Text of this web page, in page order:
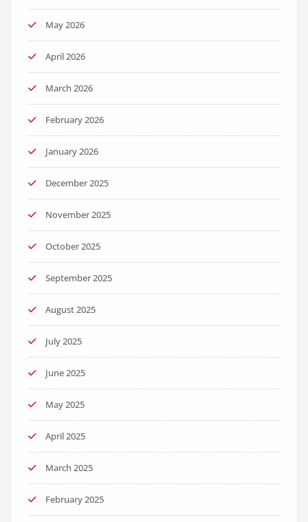
May 2026
April 2026
March 2026
February 2026
January 2026
December 2025
November 2025
October 2025
September 2025
August 2025
July 2025
June 2025
May 2025
April 2025
March 2025
February 2025